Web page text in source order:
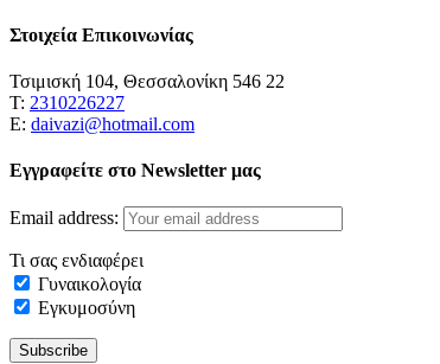
Στοιχεία Επικοινωνίας
Τσιμισκή 104, Θεσσαλονίκη 546 22
Τ: 2310226227
Ε: daivazi@hotmail.com
Εγγραφείτε στο Newsletter μας
Email address:
Τι σας ενδιαφέρει
Γυναικολογία
Εγκυμοσύνη